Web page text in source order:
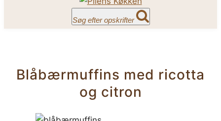
Søg efter opskrifter
Blåbærmuffins med ricotta
og citron